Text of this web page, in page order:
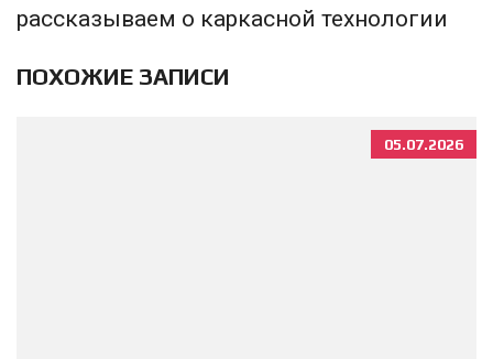
рассказываем о каркасной технологии
ПОХОЖИЕ ЗАПИСИ
05.07.2026